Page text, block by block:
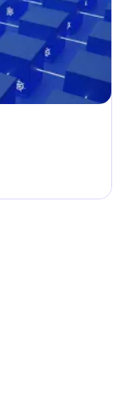
ohne Vendor-
von
Verwalten